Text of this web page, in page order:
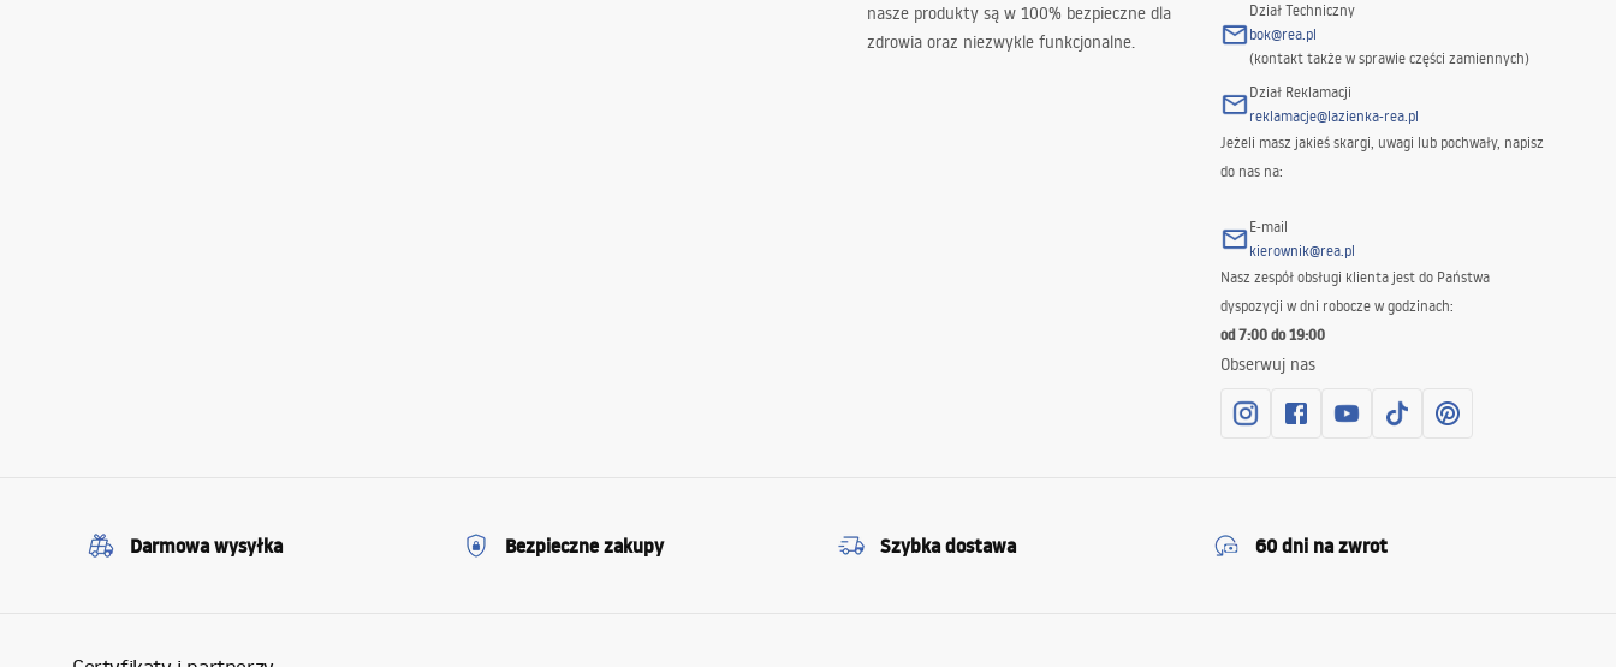
nasze produkty są w 100% bezpieczne dla
zdrowia oraz niezwykle funkcjonalne.
Dział Techniczny
bok@rea.pl
(kontakt także w sprawie części zamiennych)
Dział Reklamacji
reklamacje@lazienka-rea.pl
Jeżeli masz jakieś skargi, uwagi lub pochwały, napisz
do nas na:
E-mail
kierownik@rea.pl
Nasz zespół obsługi klienta jest do Państwa
dyspozycji w dni robocze w godzinach:
od 7:00 do 19:00
Obserwuj nas
Darmowa wysyłka Bezpieczne zakupy Szybka dostawa 60 dni na zwrot